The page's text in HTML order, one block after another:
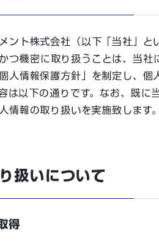
ント株式会社（以下「当社」
つ機密に取り扱うことは、当
人情報保護方針」を制定し、
は以下の通りです。なお、既
情報の取り扱いを実施致します。
扱いについて
得